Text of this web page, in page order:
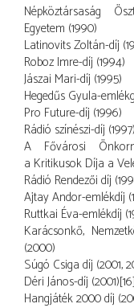
Népköztársaság
Egyetem (1990)
Latinovits Zoltán-díj
Roboz Imre-díj (1994)
Jászai Mari-díj (1995)
Hegedűs Gyula-
Pro Future-díj (1996)
Rádió színészi-díj (1997)
A Fővárosi
a Kritikusok Díja a
Rádió Rendezői díj
Ajtay Andor-emlékdíj
Ruttkai Éva-emlékdíj
Karácsonkő,
(2000)
Súgó Csiga díj (2001,
Déri János-díj (2001)[16]
Hangjáték 2000 díj